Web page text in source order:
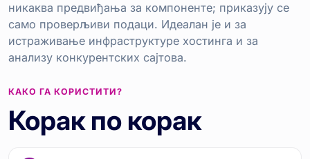
никаква предвиђања за компоненте; приказују се
само проверљиви подаци. Идеалан је и за
истраживање инфраструктуре хостинга и за
анализу конкурентских сајтова.
КАКО ГА КОРИСТИТИ?
Корак по корак